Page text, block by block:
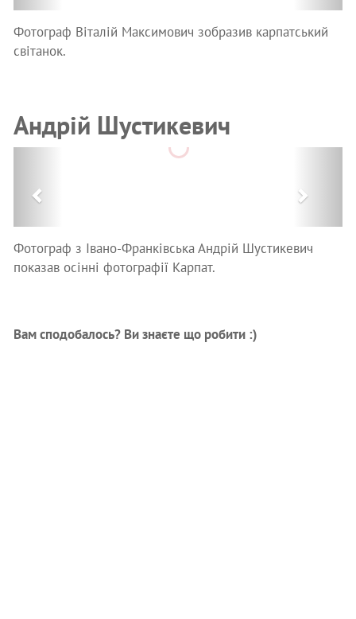
Фотограф Віталій Максимович зобразив карпатський
світанок.
Андрій Шустикевич
Фотограф з Івано-Франківська Андрій Шустикевич
показав осінні фотографії Карпат.
Вам сподобалось? Ви знаєте що робити :)